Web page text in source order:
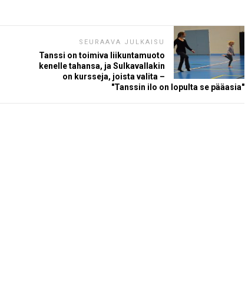
SEURAAVA JULKAISU
Tanssi on toimiva liikuntamuoto
kenelle tahansa, ja Sulkavallakin
on kursseja, joista valita –
"Tanssin ilo on lopulta se pääasia"